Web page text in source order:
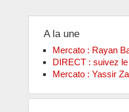
A la une
Mercato : Rayan
DIRECT : suivez
Mercato : Yassir